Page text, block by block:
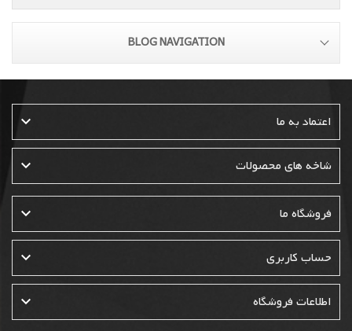
BLOG NAVIGATION
اعتماد به ما 
شاخه های محصولات 
فروشگاه ما 
حساب کاربری 
اطلاعات فروشگاه 